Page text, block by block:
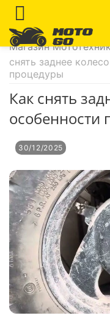
Магазин
снять заднее
процедуры
Как снять
особенности
30/12/2025